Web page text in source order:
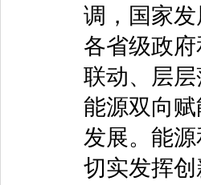
调，国家
各省级政
联动、层
能源双向
发展。能
切实发挥